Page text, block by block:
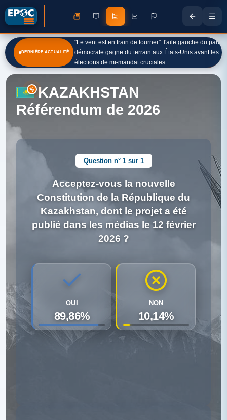
DERNIÈRE ACTUALITÉ
"Le vent est en train de tourner": l'aile gauche du parti
démocrate gagne du terrain aux États-Unis avant les
élections de mi-mandat cruciales
KAZAKHSTAN
Référendum de 2026
Question n° 1 sur 1
Acceptez-vous la nouvelle
Constitution de la République du
Kazakhstan, dont le projet a été
publié dans les médias le 12 février
2026 ?
OUI
89,86%
NON
10,14%